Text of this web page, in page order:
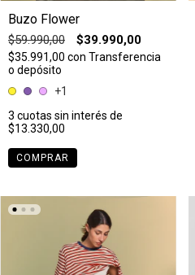
Buzo Flower
$59.990,00 $39.990,00
$35.991,00 con Transferencia
o depósito
+1
3 cuotas sin interés de
$13.330,00
COMPRAR